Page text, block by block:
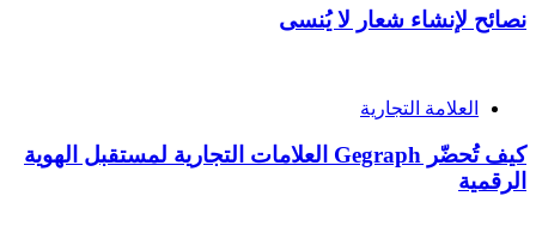
نصائح لإنشاء شعار لا يُنسى
العلامة التجارية
كيف تُحضّر Gegraph العلامات التجارية لمستقبل الهوية
الرقمية